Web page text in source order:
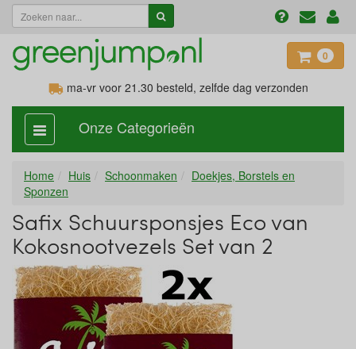
0
ma-vr voor 21.30 besteld, zelfde dag verzonden
categorie
aan,
Onze Categorieën
Home Huis Schoonmaken
Doekjes, Borstels en
Sponzen
Safix Schuursponsjes Eco van
Kokosnootvezels Set van 2